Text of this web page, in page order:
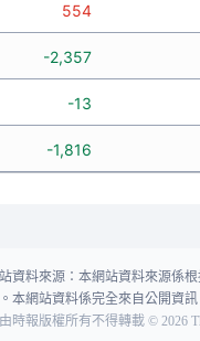
554
-2,357
-13
-1,816
資料來源：本網站資料來源係
本網站資料係完全來自公開資
時報版權所有不得轉載 © 2026